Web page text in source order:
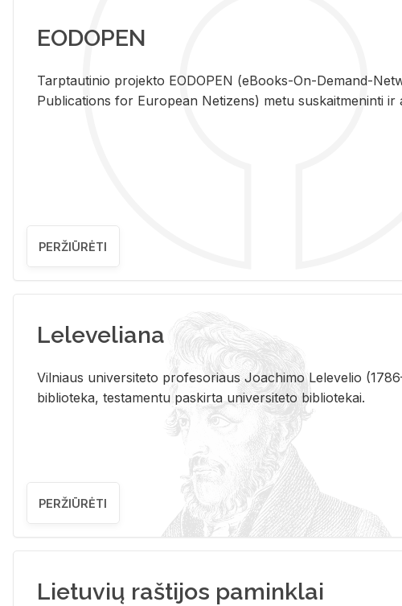
EODOPEN
Tarp­tau­ti­nio pro­jek­to EO­DO­PEN (eBo­oks-On-De­mand-
Pub­li­ca­tions for Eu­ro­pe­an Ne­ti­zens) metu su­skait­me­nin­ti ir
PERŽIŪRĖTI
Leleveliana
Vil­niaus uni­ver­si­te­to pro­fe­so­riaus Jo­a­chi­mo Le­le­ve­lio
bi­b­lio­te­ka, te­sta­men­tu pa­skir­ta uni­ver­si­te­to bi­b­lio­te­kai.
PERŽIŪRĖTI
Lietuvių raštijos paminklai